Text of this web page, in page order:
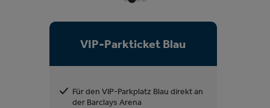
VIP-Parkticket Blau
Für den VIP-Parkplatz Blau direkt an
der Barclays Arena